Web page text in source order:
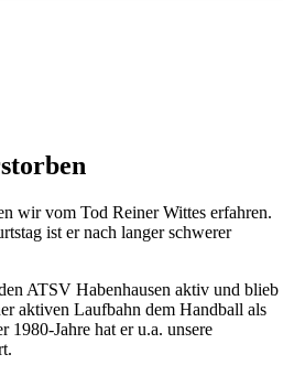
wir vom Tod Reiner Wittes erfahren.
ist er nach langer schwerer
ATSV Habenhausen aktiv und blieb
aktiven Laufbahn dem Handball als
1980-Jahre hat er u.a. unsere